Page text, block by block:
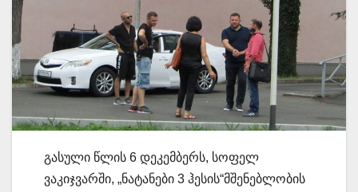
გასული წლის 6 დეკემბერს, სოფელ
ვაკიჯვარში, „ნატანები 3 ჰესის“მშენებლობის